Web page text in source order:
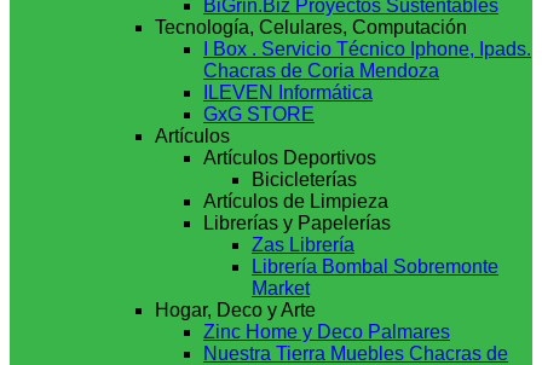
BiGrin.Biz Proyectos Sustentables
Tecnología, Celulares, Computación
I Box . Servicio Técnico Iphone, Ipads.
Chacras de Coria Mendoza
ILEVEN Informática
GxG STORE
Artículos
Artículos Deportivos
Bicicleterías
Artículos de Limpieza
Librerías y Papelerías
Zas Librería
Librería Bombal Sobremonte
Market
Hogar, Deco y Arte
Zinc Home y Deco Palmares
Nuestra Tierra Muebles Chacras de